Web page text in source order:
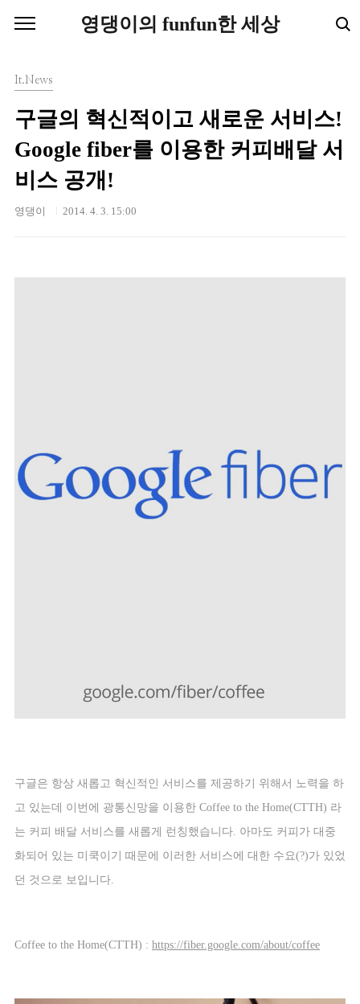
영댕이의 funfun한 세상
It.News
구글의 혁신적이고 새로운 서비스!
Google fiber를 이용한 커피배달 서
비스 공개!
영댕이 2014. 4. 3. 15:00
구글은 항상 새롭고 혁신적인 서비스를 제공하기 위해서 노력을 하
고 있는데 이번에 광통신망을 이용한 Coffee to the Home(CTTH) 라
는 커피 배달 서비스를 새롭게 런칭했습니다 아마도 커피가 대중
화되어 있는 미쿡이기 때문에 이러한 서비스에 대한 수요(?)가 있었
던 것으로 보입니다
Coffee to the Home(CTTH) : https://fiber.google.com/about/coffee